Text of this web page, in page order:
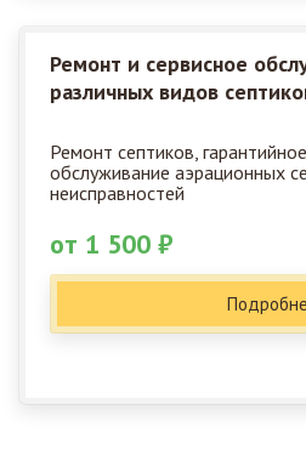
Ремонт и сервисное
различных видов
Ремонт септиков,
обслуживание аэрационных
неисправностей
от 1 500 ₽